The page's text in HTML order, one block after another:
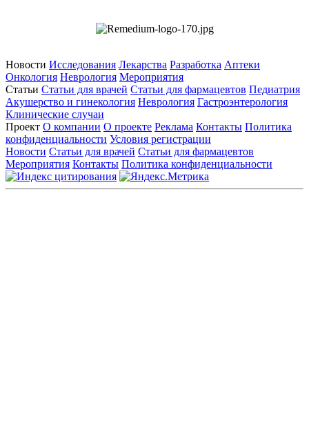
Новости Исследования Лекарства Разработка Аптеки
Онкология Неврология Мероприятия
Статьи Статьи для врачей Статьи для фармацевтов Педиатрия
Акушерство и гинекология Неврология Гастроэнтерология
Клинические случаи
Проект О компании О проекте Реклама Контакты Политика
конфиденциальности Условия регистрации
Новости Статьи для врачей Статьи для фармацевтов
Мероприятия Контакты Политика конфиденциальности